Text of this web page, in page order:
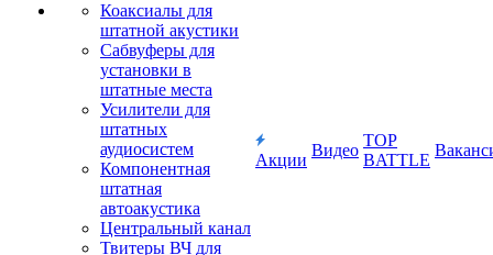
Коаксиалы для
штатной акустики
Сабвуферы для
установки в
штатные места
Усилители для
штатных
аудиосистем
Компонентная
штатная
автоакустика
Центральный канал
Твитеры ВЧ для
Акции
Видео
TOP
BATTLE